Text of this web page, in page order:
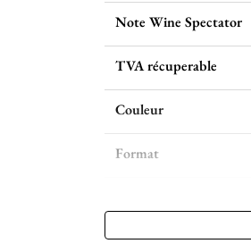
Note Wine Spectator
TVA récuperable
Couleur
Format
Volume